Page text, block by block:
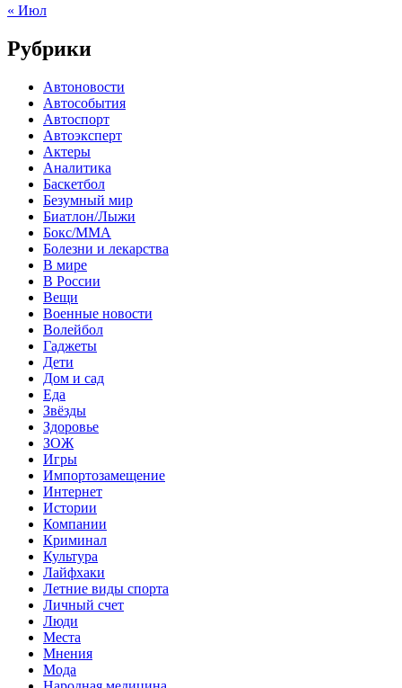
« Июл
Рубрики
Автоновости
Автособытия
Автоспорт
Автоэксперт
Актеры
Аналитика
Баскетбол
Безумный мир
Биатлон/Лыжи
Бокс/MMA
Болезни и лекарства
В мире
В России
Вещи
Военные новости
Волейбол
Гаджеты
Дети
Дом и сад
Еда
Звёзды
Здоровье
ЗОЖ
Игры
Импортозамещение
Интернет
Истории
Компании
Криминал
Культура
Лайфхаки
Летние виды спорта
Личный счет
Люди
Места
Мнения
Мода